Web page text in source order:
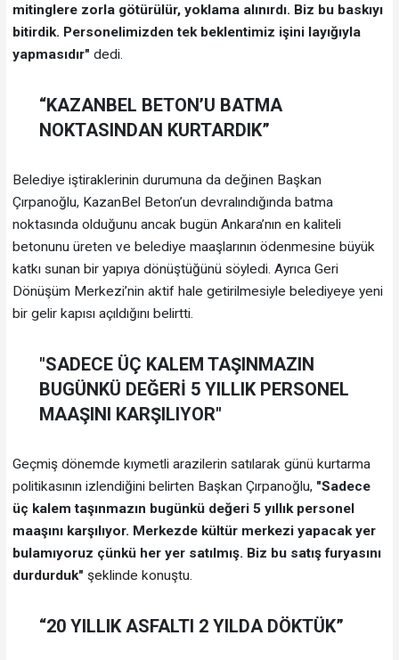
mitinglere zorla götürülür, yoklama alınırdı. Biz bu baskıyı
bitirdik. Personelimizden tek beklentimiz işini layığıyla
yapmasıdır" dedi.
“KAZANBEL BETON’U BATMA
NOKTASINDAN KURTARDIK”
Belediye iştiraklerinin durumuna da değinen Başkan
Çırpanoğlu, KazanBel Beton’un devralındığında batma
noktasında olduğunu ancak bugün Ankara’nın en kaliteli
betonunu üreten ve belediye maaşlarının ödenmesine büyük
katkı sunan bir yapıya dönüştüğünü söyledi. Ayrıca Geri
Dönüşüm Merkezi’nin aktif hale getirilmesiyle belediyeye yeni
bir gelir kapısı açıldığını belirtti.
"SADECE ÜÇ KALEM TAŞINMAZIN
BUGÜNKÜ DEĞERİ 5 YILLIK PERSONEL
MAAŞINI KARŞILIYOR"
Geçmiş dönemde kıymetli arazilerin satılarak günü kurtarma
politikasının izlendiğini belirten Başkan Çırpanoğlu, "Sadece
üç kalem taşınmazın bugünkü değeri 5 yıllık personel
maaşını karşılıyor. Merkezde kültür merkezi yapacak yer
bulamıyoruz çünkü her yer satılmış. Biz bu satış furyasını
durdurduk" şeklinde konuştu.
“20 YILLIK ASFALTI 2 YILDA DÖKTÜK”